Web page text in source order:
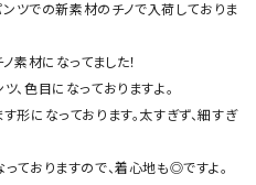
ツでの新素材のチノで入荷しておりま
素材になってました！
、色目になっておりますよ。
形になっております。太すぎず、細すぎ
ておりますので、着心地も◎ですよ。